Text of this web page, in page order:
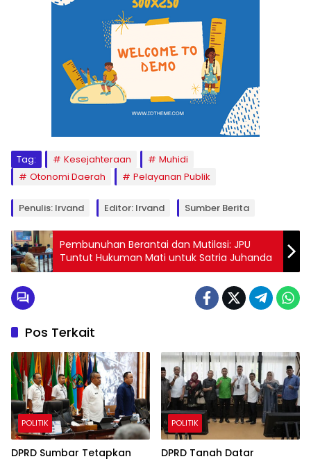
Tag: Kesejahteraan
Muhidi
Otonomi Daerah
Pelayanan Publik
Penulis: Irvand Editor: Irvand Sumber Berita
Pembunuhan Berantai dan Mutilasi: JPU
Tuntut Hukuman Mati untuk Satria Juhanda
Pos Terkait
POLITIK
DPRD Sumbar Tetapkan
POLITIK
DPRD Tanah Datar